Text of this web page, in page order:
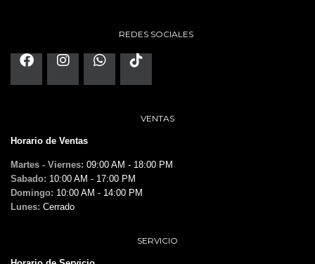
REDES SOCIALES
VENTAS
Horario de Ventas
Martes - Viernes: 09:00 AM - 18:00 PM
Sabado: 10:00 AM - 17:00 PM
Domingo: 10:00 AM - 14:00 PM
Lunes: Cerrado
SERVICIO